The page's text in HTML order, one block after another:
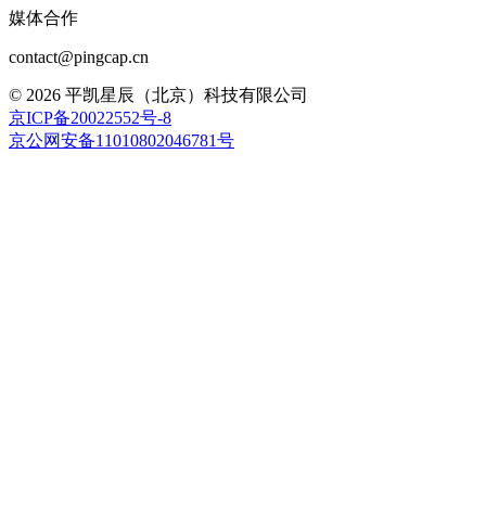
媒体合作
contact@pingcap.cn
© 2026 平凯星辰（北京）科技有限公司
京ICP备20022552号-8
京公网安备11010802046781号